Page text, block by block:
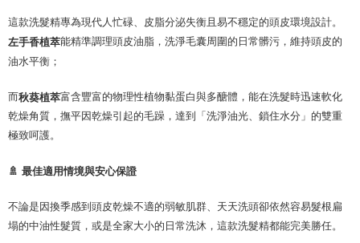
perkhidmatan ini semasa transaksi, dan kedai akan menyerahkan hak
tuntutan harga jual/beli ansuran kepada syarikat ini untuk membayar bil
menggunakan bil syarikat ini.
2. Berdasarkan tujuan kontrak persetujuan pembayaran menggunakan
anda (termasuk nama, telefon atau alamat) kepada Taiwan Mobile untuk
pengumpulan, pemprosesan dan penggunaan, untuk pengesahan,
semakan dan pembetulan data yang diperlukan untuk bil ansuran oleh
Taiwan Mobile.
pautan berikut: https://oppay.tw/userRule
這款洗髮精專為現代人忙碌、皮脂分泌失衡且易不穩定的頭皮環境設計。
左手香植萃能精準調理頭皮油脂，洗淨毛囊周圍的日常髒污，維持頭皮的
油水平衡；
而秋葵植萃富含豐富的物理性植物黏蛋白與多醣體，能在洗髮時迅速軟化
乾燥角質，撫平因乾燥引起的毛躁，達到「洗淨油光、鎖住水分」的雙重
極致呵護。
🚿 最佳適用情境與安心保證
不論是因換季感到頭皮乾燥不適的弱敏肌群、天天洗頭卻依然容易髮根扁
塌的中油性髮質，或是全家大小的日常洗沐，這款洗髮精都能完美勝任。